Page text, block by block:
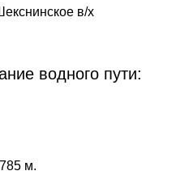
в/х
водного пути:
м.